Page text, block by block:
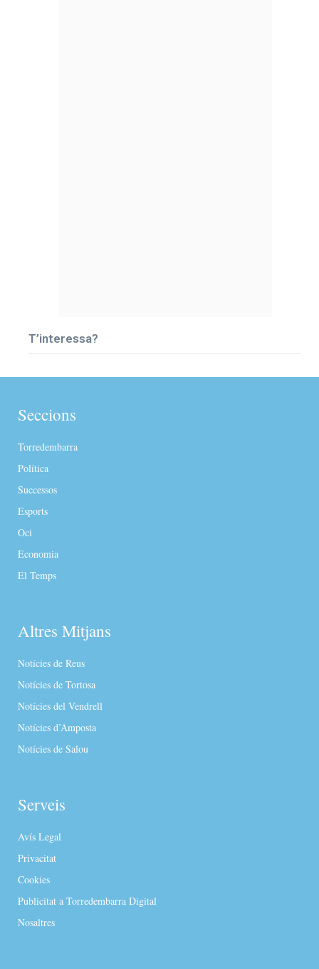
T’interessa?
Seccions
Torredembarra
Política
Successos
Esports
Oci
Economia
El Temps
Altres Mitjans
Notícies de Reus
Notícies de Tortosa
Notícies del Vendrell
Notícies d’Amposta
Notícies de Salou
Serveis
Avís Legal
Privacitat
Cookies
Publicitat a Torredembarra Digital
Nosaltres